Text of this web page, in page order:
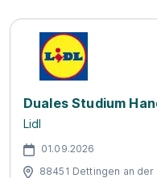
Duales Studium
Lidl
01.09.2026
88451 Dettingen an der